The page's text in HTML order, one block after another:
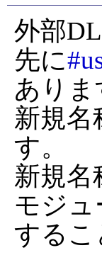
外部
先に
ありま
新規
す。
新規名
モジ
するこ